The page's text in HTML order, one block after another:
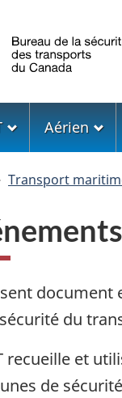
Aérien
Transport
document
du
recueille et
de